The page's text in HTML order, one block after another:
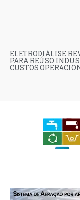
ELETRODIÁLISE
PARA REÚSO
CUSTOS